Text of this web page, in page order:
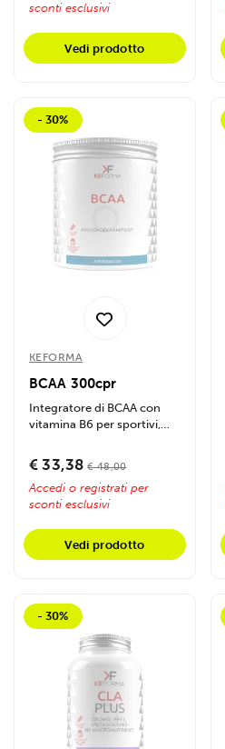
sconti esclusivi
Vedi prodotto
- 30%
KEFORMA
BCAA 300cpr
Integratore di BCAA con
vitamina B6 per sportivi,
crescita...
€ 33,38 € 48,00
Accedi o registrati per
sconti esclusivi
Vedi prodotto
- 30%